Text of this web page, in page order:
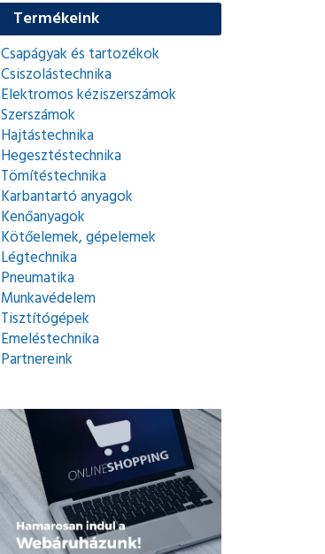
Termékeink
Csapágyak és tartozékok
Csiszolástechnika
Elektromos kéziszerszámok
Szerszámok
Hajtástechnika
Hegesztéstechnika
Tömítéstechnika
Karbantartó anyagok
Kenőanyagok
Kötőelemek, gépelemek
Légtechnika
Pneumatika
Munkavédelem
Tisztítógépek
Emeléstechnika
Partnereink